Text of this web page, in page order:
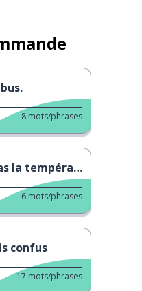
8 mots/phrases
température !
6 mots/phrases
confus
17 mots/phrases